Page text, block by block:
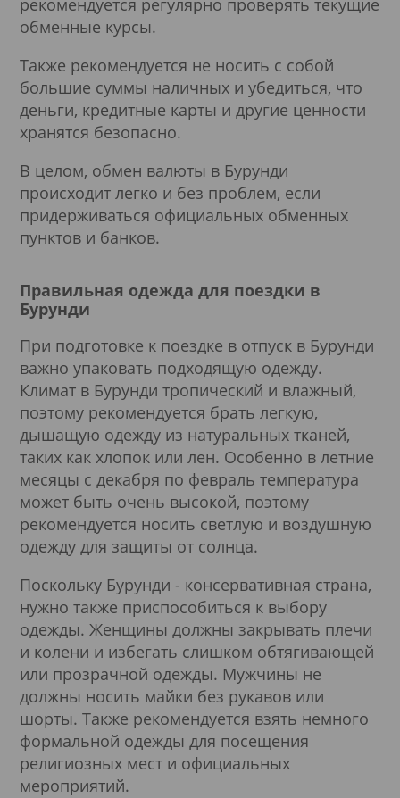
рекомендуется регулярно проверять текущие
обменные курсы.
Также рекомендуется не носить с собой
большие суммы наличных и убедиться, что
деньги, кредитные карты и другие ценности
хранятся безопасно.
В целом, обмен валюты в Бурунди
происходит легко и без проблем, если
придерживаться официальных обменных
пунктов и банков.
Правильная одежда для поездки в
Бурунди
При подготовке к поездке в отпуск в Бурунди
важно упаковать подходящую одежду.
Климат в Бурунди тропический и влажный,
поэтому рекомендуется брать легкую,
дышащую одежду из натуральных тканей,
таких как хлопок или лен. Особенно в летние
месяцы с декабря по февраль температура
может быть очень высокой, поэтому
рекомендуется носить светлую и воздушную
одежду для защиты от солнца.
Поскольку Бурунди - консервативная страна,
нужно также приспособиться к выбору
одежды. Женщины должны закрывать плечи
и колени и избегать слишком обтягивающей
или прозрачной одежды. Мужчины не
должны носить майки без рукавов или
шорты. Также рекомендуется взять немного
формальной одежды для посещения
религиозных мест и официальных
мероприятий.